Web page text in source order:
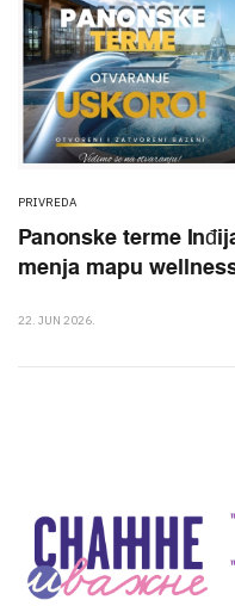
PRIVREDA
Panonske terme
menja mapu
22. JUN 2026.